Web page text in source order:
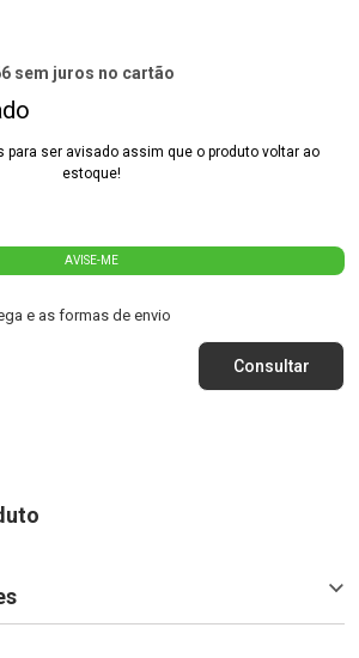
sem juros no cartão
para ser avisado assim que o produto voltar ao
estoque!
AVISE-ME
e as formas de envio